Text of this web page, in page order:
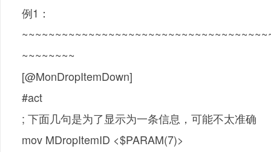
例1：
~~~~~~~~
[@MonDropItemDown]
#act
; 下面几句是为了显示为一条信息，可能不太准确
mov MDropItemID <$PARAM(7)>